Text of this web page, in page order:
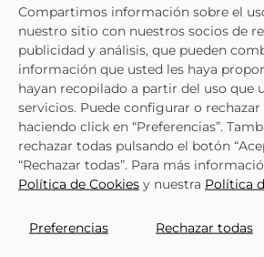
Selecciona
una talla
27
30
31
32
33
34
No está mi
AVISADME
Compartimos información sobre el
nuestro sitio con nuestros socios de
publicidad y análisis, que pueden
información que usted les haya
hayan recopilado a partir del uso que
servicios. Puede configurar o rechazar
haciendo click en “Preferencias”.
rechazar todas pulsando el botón
“Rechazar todas”. Para más
Política de Cookies y nuestra Política
Preferencias Rechazar todas